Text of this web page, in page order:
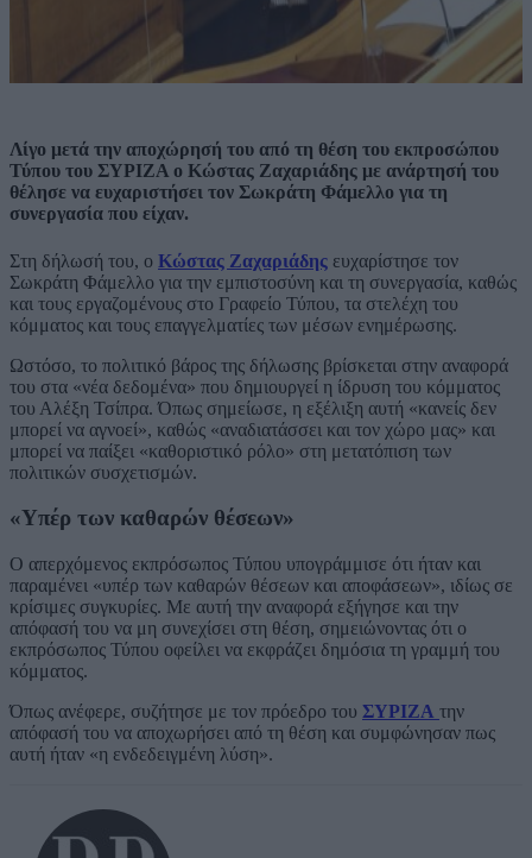
Λίγο μετά την αποχώρησή του από τη θέση του εκπροσώπου
Τύπου του ΣΥΡΙΖΑ ο Κώστας Ζαχαριάδης με ανάρτησή του
θέλησε να ευχαριστήσει τον Σωκράτη Φάμελλο για τη
συνεργασία που είχαν.
Στη δήλωσή του, ο Κώστας Ζαχαριάδης ευχαρίστησε τον
Σωκράτη Φάμελλο για την εμπιστοσύνη και τη συνεργασία, καθώς
και τους εργαζομένους στο Γραφείο Τύπου, τα στελέχη του
κόμματος και τους επαγγελματίες των μέσων ενημέρωσης.
Ωστόσο, το πολιτικό βάρος της δήλωσης βρίσκεται στην αναφορά
του στα «νέα δεδομένα» που δημιουργεί η ίδρυση του κόμματος
του Αλέξη Τσίπρα. Όπως σημείωσε, η εξέλιξη αυτή «κανείς δεν
μπορεί να αγνοεί», καθώς «αναδιατάσσει και τον χώρο μας» και
μπορεί να παίξει «καθοριστικό ρόλο» στη μετατόπιση των
πολιτικών συσχετισμών.
«Υπέρ των καθαρών θέσεων»
Ο απερχόμενος εκπρόσωπος Τύπου υπογράμμισε ότι ήταν και
παραμένει «υπέρ των καθαρών θέσεων και αποφάσεων», ιδίως σε
κρίσιμες συγκυρίες. Με αυτή την αναφορά εξήγησε και την
απόφασή του να μη συνεχίσει στη θέση, σημειώνοντας ότι ο
εκπρόσωπος Τύπου οφείλει να εκφράζει δημόσια τη γραμμή του
κόμματος.
Όπως ανέφερε, συζήτησε με τον πρόεδρο του ΣΥΡΙΖΑ την
απόφασή του να αποχωρήσει από τη θέση και συμφώνησαν πως
αυτή ήταν «η ενδεδειγμένη λύση».